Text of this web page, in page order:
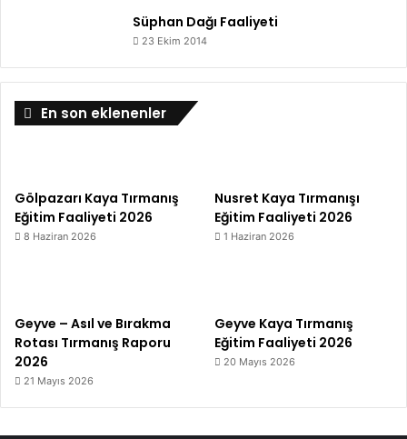
Süphan Dağı Faaliyeti
23 Ekim 2014
En son eklenenler
Gölpazarı Kaya Tırmanış
Eğitim Faaliyeti 2026
8 Haziran 2026
Nusret Kaya Tırmanışı
Eğitim Faaliyeti 2026
1 Haziran 2026
Geyve – Asıl ve Bırakma
Rotası Tırmanış Raporu
2026
21 Mayıs 2026
Geyve Kaya Tırmanış
Eğitim Faaliyeti 2026
20 Mayıs 2026